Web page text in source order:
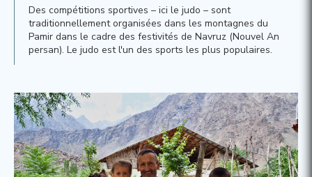
Des compétitions sportives – ici le judo – sont
traditionnellement organisées dans les montagnes du
Pamir dans le cadre des festivités de Navruz (Nouvel An
persan). Le judo est l'un des sports les plus populaires.